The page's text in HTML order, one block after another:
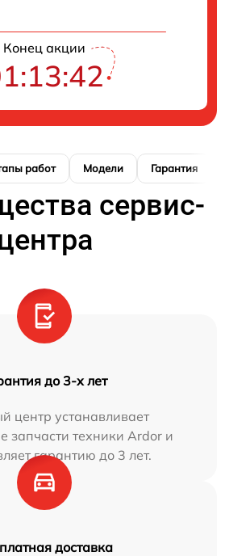
Конец акции
работ Модели Гарантия
сервис-
до 3-х лет
центр устанавливает
запчасти техники Ardor и
гарантию до 3 лет.
доставка